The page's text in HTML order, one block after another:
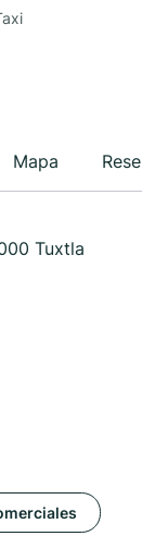
Mapa
Tuxtla